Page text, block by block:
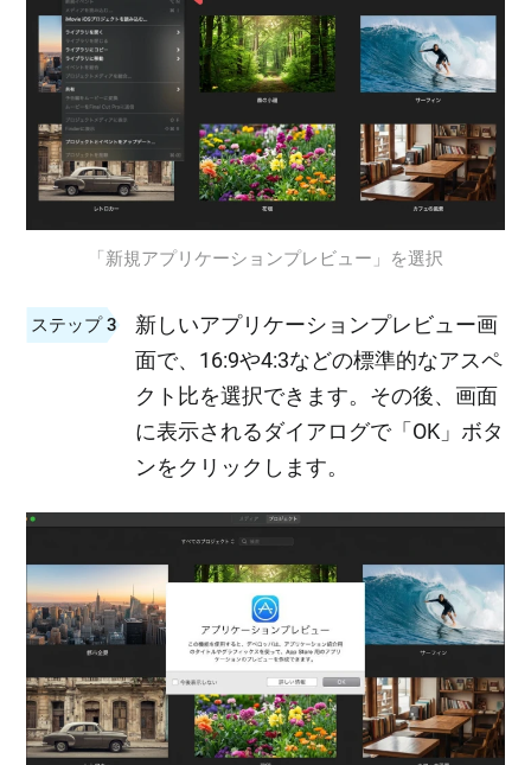
「新規アプリケーションプレビュー」を選択
ステップ 3
新しいアプリケーションプレビュー画
面で、16:9や4:3などの標準的なアスペ
クト比を選択できます。その後、画面
に表示されるダイアログで「OK」ボタ
ンをクリックします。